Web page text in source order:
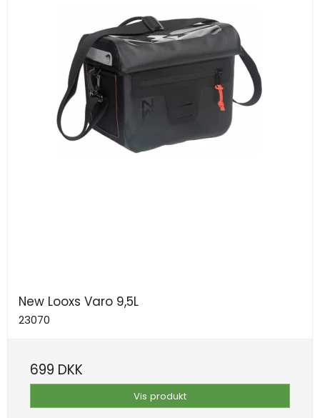
New Looxs Varo 9,5L
23070
699 DKK
Vis produkt